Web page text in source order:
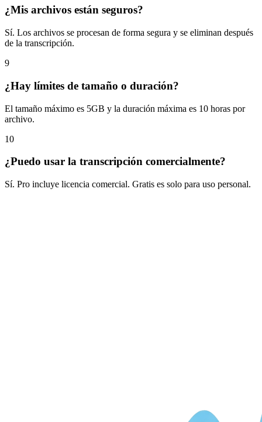
¿Mis archivos están seguros?
Sí. Los archivos se procesan de forma segura y se eliminan después
de la transcripción.
9
¿Hay límites de tamaño o duración?
El tamaño máximo es 5GB y la duración máxima es 10 horas por
archivo.
10
¿Puedo usar la transcripción comercialmente?
Sí. Pro incluye licencia comercial. Gratis es solo para uso personal.